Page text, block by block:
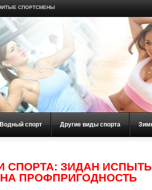
СПОРТСМЕНЫ
Водный спорт Другие виды спорта
СПОРТА: ЗИДАН
ПРОФПРИГОДНОСТЬ